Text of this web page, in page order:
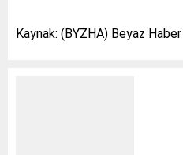
Kaynak: (BYZHA) Beyaz Haber